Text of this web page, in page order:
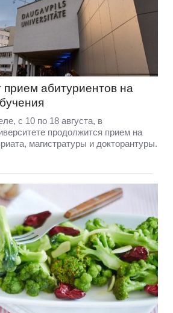
абитуриентов на
с 10 по 18 августа, в
продолжится прием на
магистратуры и докторантуры.